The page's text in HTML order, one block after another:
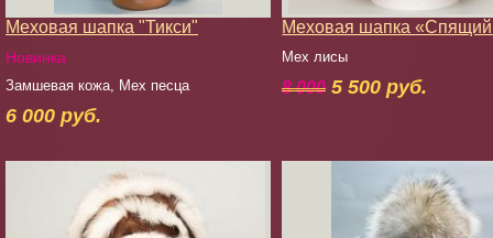
Меховая шапка "Тикси"
Новинка
Замшевая кожа, Мех песца
6 000 руб.
Меховая шапка «Спящий
Мех лисы
8 000 5 500 руб.